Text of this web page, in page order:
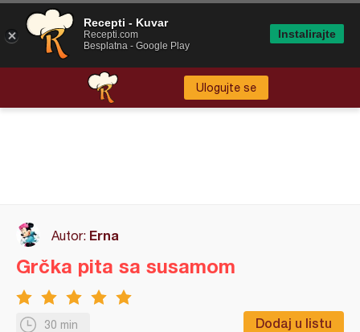
Ulogujte se
Autor: Erna
30 min Dodaj u listu
Grčka pita sa susamom
Recepti - Kuvar
Recepti.com
Besplatna - Google Play
Instalirajte